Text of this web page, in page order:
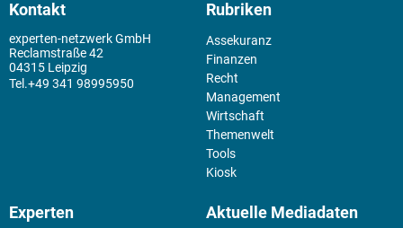
Kontakt
experten-netzwerk GmbH
Reclamstraße 42
04315 Leipzig
+49 341 98995950
Rubriken
Assekuranz
Finanzen
Recht
Management
Wirtschaft
Themenwelt
Tools
Kiosk
Experten Aktuelle Mediadaten